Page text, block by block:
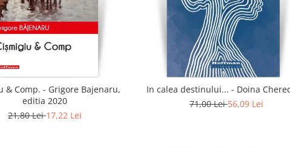
& Comp. - Grigore Bajenaru,
editia 2020
21,80 Lei17,22 Lei
In calea destinului... - Doina
71,00 Lei56,09 Lei